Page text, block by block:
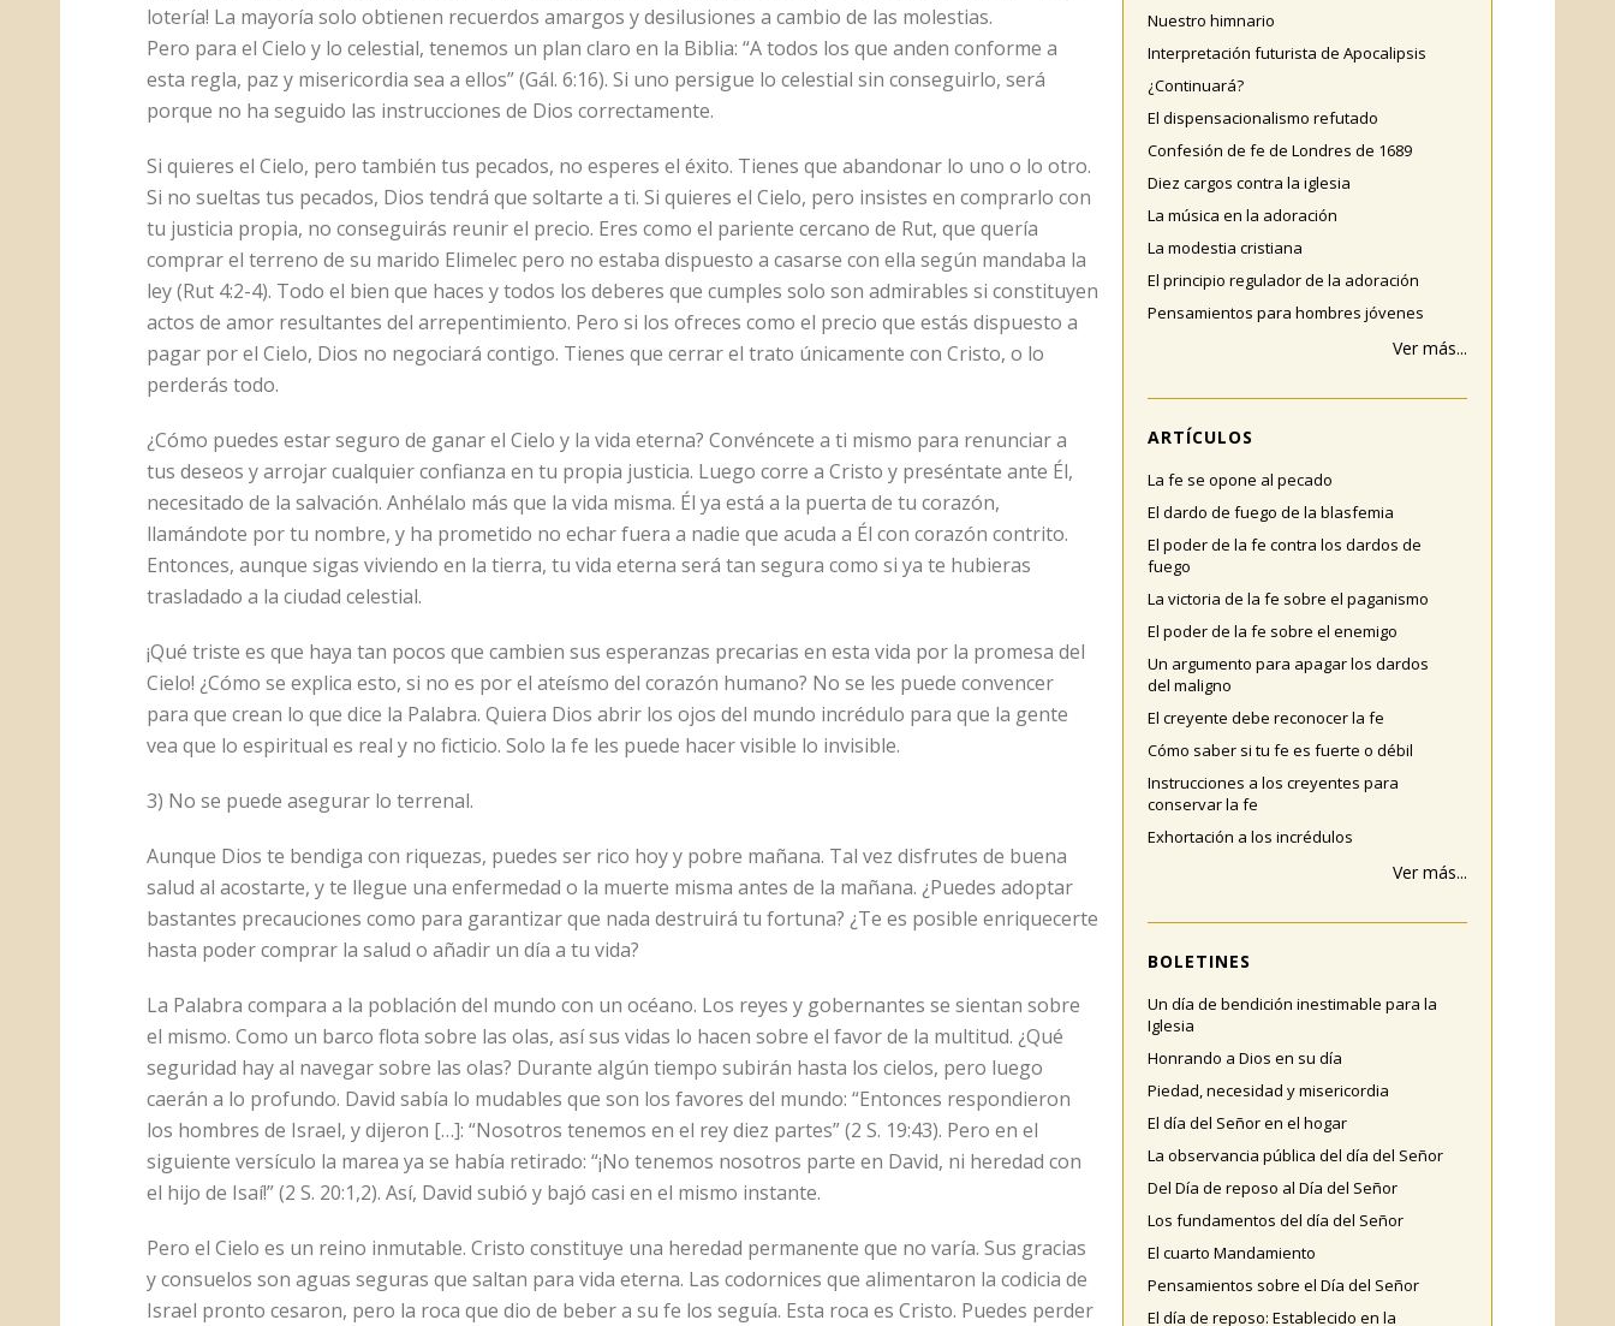
lotería! La mayoría solo obtienen recuerdos amargos y desilusiones a cambio de las molestias.
Pero para el Cielo y lo celestial, tenemos un plan claro en la Biblia: “A todos los que anden conforme a
esta regla, paz y misericordia sea a ellos” (Gál. 6:16). Si uno persigue lo celestial sin conseguirlo, será
porque no ha seguido las instrucciones de Dios correctamente.
Si quieres el Cielo, pero también tus pecados, no esperes el éxito. Tienes que abandonar lo uno o lo otro.
Si no sueltas tus pecados, Dios tendrá que soltarte a ti. Si quieres el Cielo, pero insistes en comprarlo con
tu justicia propia, no conseguirás reunir el precio. Eres como el pariente cercano de Rut, que quería
comprar el terreno de su marido Elimelec pero no estaba dispuesto a casarse con ella según mandaba la
ley (Rut 4:2-4). Todo el bien que haces y todos los deberes que cumples solo son admirables si constituyen
actos de amor resultantes del arrepentimiento. Pero si los ofreces como el precio que estás dispuesto a
pagar por el Cielo, Dios no negociará contigo. Tienes que cerrar el trato únicamente con Cristo, o lo
perderás todo.
¿Cómo puedes estar seguro de ganar el Cielo y la vida eterna? Convéncete a ti mismo para renunciar a
tus deseos y arrojar cualquier confianza en tu propia justicia. Luego corre a Cristo y preséntate ante Él,
necesitado de la salvación. Anhélalo más que la vida misma. Él ya está a la puerta de tu corazón,
llamándote por tu nombre, y ha prometido no echar fuera a nadie que acuda a Él con corazón contrito.
Entonces, aunque sigas viviendo en la tierra, tu vida eterna será tan segura como si ya te hubieras
trasladado a la ciudad celestial.
¡Qué triste es que haya tan pocos que cambien sus esperanzas precarias en esta vida por la promesa del
Cielo! ¿Cómo se explica esto, si no es por el ateísmo del corazón humano? No se les puede convencer
para que crean lo que dice la Palabra. Quiera Dios abrir los ojos del mundo incrédulo para que la gente
vea que lo espiritual es real y no ficticio. Solo la fe les puede hacer visible lo invisible.
3) No se puede asegurar lo terrenal.
Aunque Dios te bendiga con riquezas, puedes ser rico hoy y pobre mañana. Tal vez disfrutes de buena
salud al acostarte, y te llegue una enfermedad o la muerte misma antes de la mañana. ¿Puedes adoptar
bastantes precauciones como para garantizar que nada destruirá tu fortuna? ¿Te es posible enriquecerte
hasta poder comprar la salud o añadir un día a tu vida?
La Palabra compara a la población del mundo con un océano. Los reyes y gobernantes se sientan sobre
el mismo. Como un barco flota sobre las olas, así sus vidas lo hacen sobre el favor de la multitud. ¿Qué
seguridad hay al navegar sobre las olas? Durante algún tiempo subirán hasta los cielos, pero luego
caerán a lo profundo. David sabía lo mudables que son los favores del mundo: “Entonces respondieron
los hombres de Israel, y dijeron […]: “Nosotros tenemos en el rey diez partes” (2 S. 19:43). Pero en el
siguiente versículo la marea ya se había retirado: “¡No tenemos nosotros parte en David, ni heredad con
el hijo de Isaí!” (2 S. 20:1,2). Así, David subió y bajó casi en el mismo instante.
Pero el Cielo es un reino inmutable. Cristo constituye una heredad permanente que no varía. Sus gracias
y consuelos son aguas seguras que saltan para vida eterna. Las codornices que alimentaron la codicia de
Israel pronto cesaron, pero la roca que dio de beber a su fe los seguía. Esta roca es Cristo. Puedes perder
Nuestro himnario
Interpretación futurista de Apocalipsis
¿Continuará?
El dispensacionalismo refutado
Confesión de fe de Londres de 1689
Diez cargos contra la iglesia
La música en la adoración
La modestia cristiana
El principio regulador de la adoración
Pensamientos para hombres jóvenes
Ver más...
ARTÍCULOS
La fe se opone al pecado
El dardo de fuego de la blasfemia
El poder de la fe contra los dardos de
fuego
La victoria de la fe sobre el paganismo
El poder de la fe sobre el enemigo
Un argumento para apagar los dardos
del maligno
El creyente debe reconocer la fe
Cómo saber si tu fe es fuerte o débil
Instrucciones a los creyentes para
conservar la fe
Exhortación a los incrédulos
Ver más...
BOLETINES
Un día de bendición inestimable para la
Iglesia
Honrando a Dios en su día
Piedad, necesidad y misericordia
El día del Señor en el hogar
La observancia pública del día del Señor
Del Día de reposo al Día del Señor
Los fundamentos del día del Señor
El cuarto Mandamiento
Pensamientos sobre el Día del Señor
El día de reposo: Establecido en la